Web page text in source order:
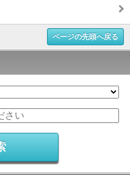
ページの先頭へ戻る